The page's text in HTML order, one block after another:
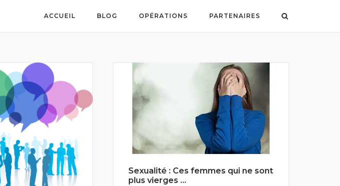
ACCUEIL BLOG OPÉRATIONS PARTENAIRES
Sexualité : Ces femmes qui ne sont
plus vierges …